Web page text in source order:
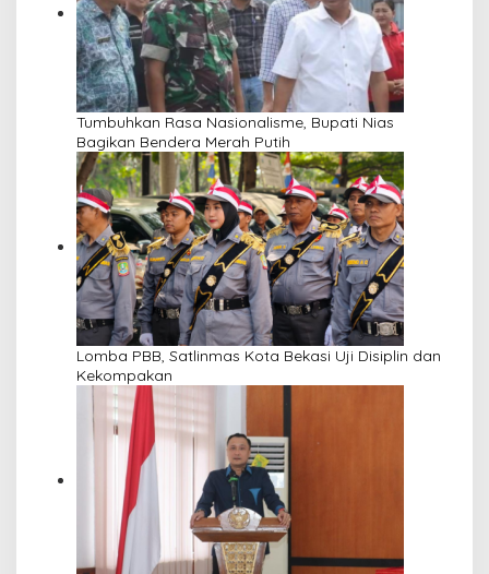
Tumbuhkan Rasa Nasionalisme, Bupati Nias
Bagikan Bendera Merah Putih
Lomba PBB, Satlinmas Kota Bekasi Uji Disiplin dan
Kekompakan